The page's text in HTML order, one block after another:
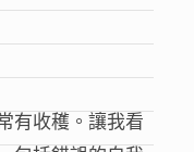
有收穫。讓我看